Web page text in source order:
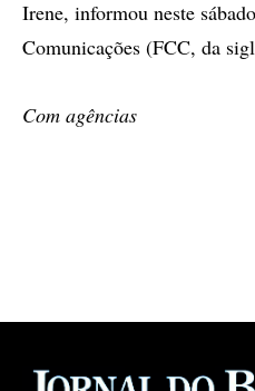
Irene, informou neste
Comunicações (FCC, da
Com agências